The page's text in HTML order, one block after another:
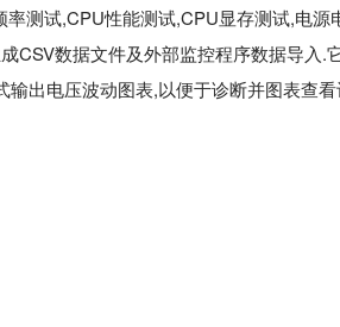
测试,CPU性能测试,CPU显存测试,电
CSV数据文件及外部监控程序数据导入
出电压波动图表,以便于诊断并图表查